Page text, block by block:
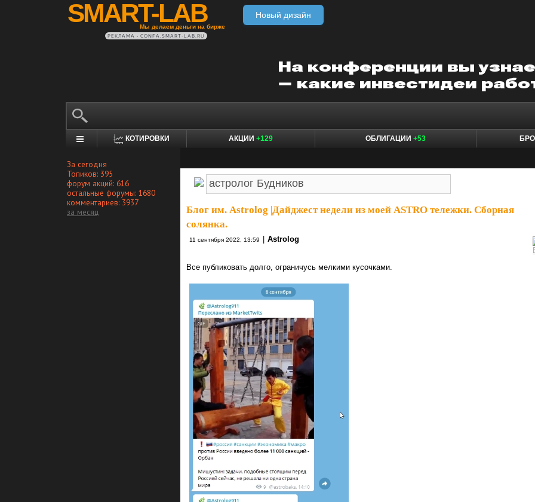
SMART-LAB
Мы делаем деньги на бирже
Новый дизайн
РЕКЛАМА • CONFA.SMART-LAB.RU
КОТИРОВКИ АКЦИИ +129 ОБЛИГАЦИИ +53
За сегодня
Топиков: 395
форум акций: 616
остальные форумы: 1680
комментариев: 3937
за месяц
Блог им. Astrolog Дайджест недели из моей ASTRO тележки. Сборная
солянка.
11 сентября 2022, 13:59 Astrolog
Все публиковать долго, ограничусь мелкими кусочками.